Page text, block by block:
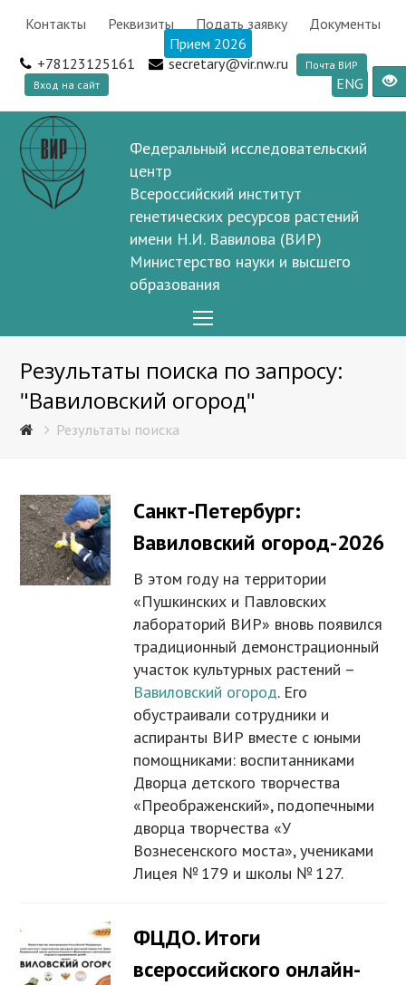
Контакты Реквизиты Подать заявку
Документы
Прием 2026
+78123125161
secretary@vir.nw.ru
Почта ВИР
Вход на сайт
ENG
Федеральный исследовательский
центр
Всероссийский институт
генетических ресурсов растений
имени Н.И. Вавилова (ВИР)
Министерство науки и высшего
образования
Menu
Результаты поиска по запросу:
"Вавиловский огород"
Результаты поиска
Санкт-Петербург:
Вавиловский огород-2026
В этом году на территории
«Пушкинских и Павловских
лабораторий ВИР» вновь появился
традиционный демонстрационный
участок культурных растений –
Вавиловский огород. Его
обустраивали сотрудники и
аспиранты ВИР вместе с юными
помощниками: воспитанниками
Дворца детского творчества
«Преображенский», подопечными
дворца творчества «У
Вознесенского моста», учениками
Лицея № 179 и школы № 127.
ФЦДО. Итоги
всероссийского онлайн-